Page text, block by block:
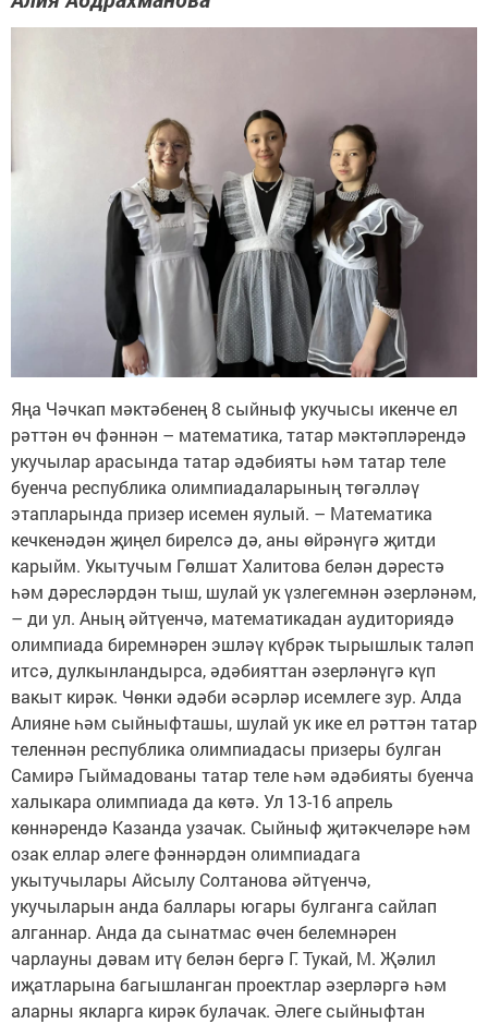
Яңа Чәчкап мәктәбенең 8 сыйныф укучысы икенче ел
рәттән өч фәннән – математика, татар мәктәпләрендә
укучылар арасында татар әдәбияты һәм татар теле
буенча республика олимпиадаларының төгәлләү
этапларында призер исемен яулый. – Математика
кечкенәдән җиңел бирелсә дә, аны өйрәнүгә җитди
карыйм. Укытучым Гөлшат Халитова белән дәрестә
һәм дәресләрдән тыш, шулай ук үзлегемнән әзерләнәм,
– ди ул. Аның әйтүенчә, математикадан аудиториядә
олимпиада биремнәрен эшләү күбрәк тырышлык таләп
итсә, дулкынландырса, әдәбияттан әзерләнүгә күп
вакыт кирәк. Чөнки әдәби әсәрләр исемлеге зур. Алда
Алияне һәм сыйныфташы, шулай ук ике ел рәттән татар
теленнән республика олимпиадасы призеры булган
Самирә Гыймадованы татар теле һәм әдәбияты буенча
халыкара олимпиада да көтә. Ул 13-16 апрель
көннәрендә Казанда узачак. Сыйныф җитәкчеләре һәм
озак еллар әлеге фәннәрдән олимпиадага
укытучылары Айсылу Солтанова әйтүенчә,
укучыларын анда баллары югары булганга сайлап
алганнар. Анда да сынатмас өчен белемнәрен
чарлауны дәвам итү белән бергә Г. Тукай, М. Җәлил
иҗатларына багышланган проектлар әзерләргә һәм
аларны якларга кирәк булачак. Әлеге сыйныфтан